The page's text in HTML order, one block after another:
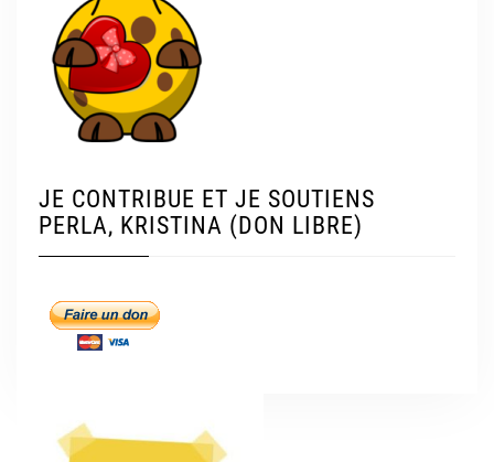
JE CONTRIBUE ET JE SOUTIENS
PERLA, KRISTINA (DON LIBRE)